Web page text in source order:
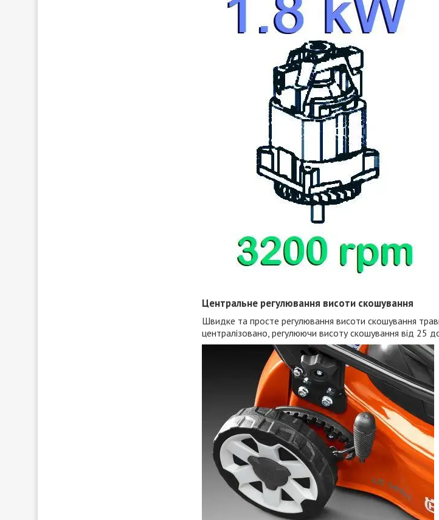
Центральне регулювання висоти скошування
Швидке та просте регулювання висоти скошування
централізовано, регулюючи висоту скошування від 25